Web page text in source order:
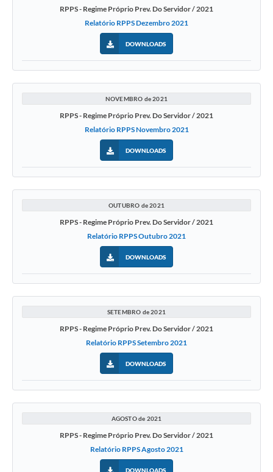
RPPS - Regime Próprio Prev. Do Servidor / 2021
Relatório RPPS Dezembro 2021
DOWNLOADS
NOVEMBRO de 2021
RPPS - Regime Próprio Prev. Do Servidor / 2021
Relatório RPPS Novembro 2021
DOWNLOADS
OUTUBRO de 2021
RPPS - Regime Próprio Prev. Do Servidor / 2021
Relatório RPPS Outubro 2021
DOWNLOADS
SETEMBRO de 2021
RPPS - Regime Próprio Prev. Do Servidor / 2021
Relatório RPPS Setembro 2021
DOWNLOADS
AGOSTO de 2021
RPPS - Regime Próprio Prev. Do Servidor / 2021
Relatório RPPS Agosto 2021
DOWNLOADS